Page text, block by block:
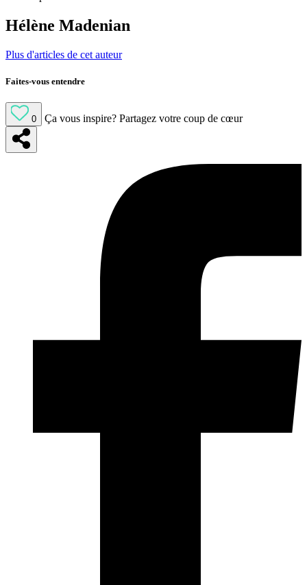
Hélène Madenian
Plus d'articles de cet auteur
Faites-vous entendre
0 Ça vous inspire? Partagez votre coup de cœur